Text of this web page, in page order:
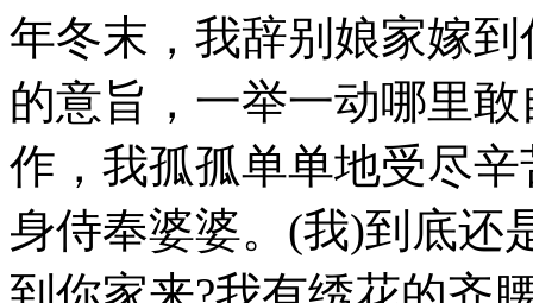
年冬末，我辞别娘家嫁
的意旨，一举一动哪里
作，我孤孤单单地受尽
身侍奉婆婆。(我)到底还